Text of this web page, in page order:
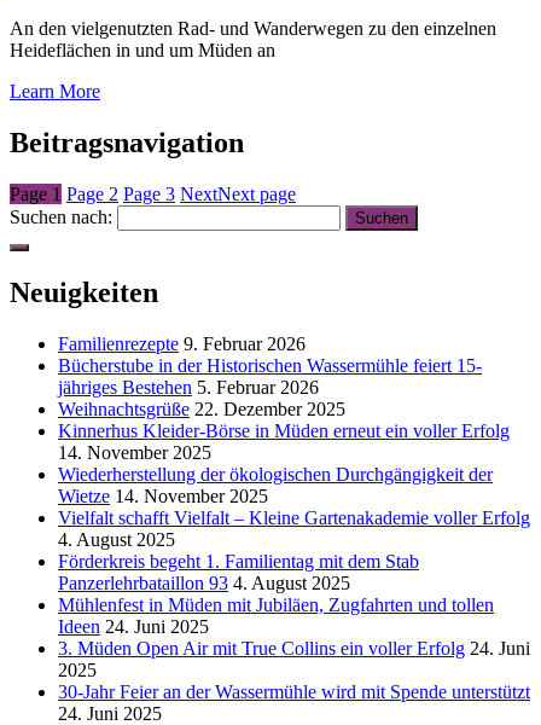
An den vielgenutzten Rad- und Wanderwegen zu den einzelnen
Heideflächen in und um Müden an
Learn More
Beitragsnavigation
Page 1 Page 2 Page 3 NextNext page
Suchen nach:
Neuigkeiten
Familienrezepte 9. Februar 2026
Bücherstube in der Historischen Wassermühle feiert 15-
jähriges Bestehen 5. Februar 2026
Weihnachtsgrüße 22. Dezember 2025
Kinnerhus Kleider-Börse in Müden erneut ein voller Erfolg
14. November 2025
Wiederherstellung der ökologischen Durchgängigkeit der
Wietze 14. November 2025
Vielfalt schafft Vielfalt – Kleine Gartenakademie voller Erfolg
4. August 2025
Förderkreis begeht 1. Familientag mit dem Stab
Panzerlehrbataillon 93 4. August 2025
Mühlenfest in Müden mit Jubiläen, Zugfahrten und tollen
Ideen 24. Juni 2025
3. Müden Open Air mit True Collins ein voller Erfolg 24. Juni
2025
30-Jahr Feier an der Wassermühle wird mit Spende unterstützt
24. Juni 2025